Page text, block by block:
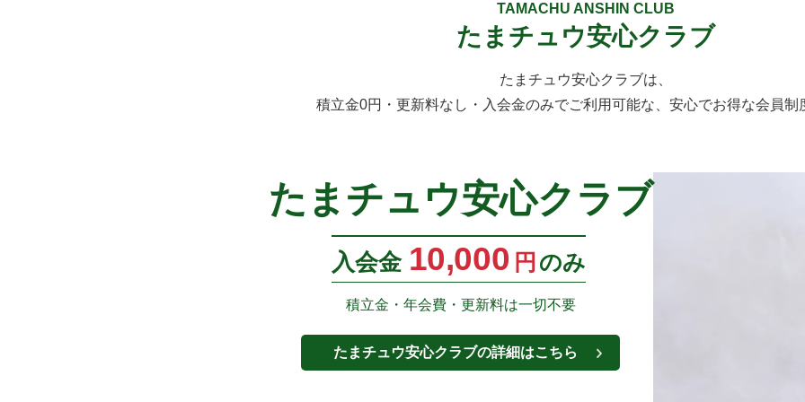
TAMACHU ANSHIN CLUB
たまチュウ安心クラブ
たまチュウ安心クラブは、
積立金0円・更新料なし・入会金のみでご利用可能な、安心でお得な会員制
たまチュウ安心クラブ
入会金 10,000 円 のみ
積立金・年会費・更新料は一切不要
たまチュウ安心クラブの詳細はこちら